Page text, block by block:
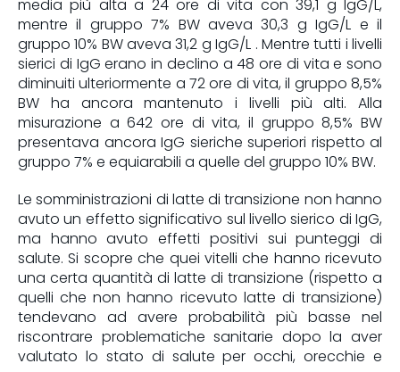
media più alta a 24 ore di vita con 39,1 g IgG/L,
mentre il gruppo 7% BW aveva 30,3 g IgG/L e il
gruppo 10% BW aveva 31,2 g IgG/L . Mentre tutti i livelli
sierici di IgG erano in declino a 48 ore di vita e sono
diminuiti ulteriormente a 72 ore di vita, il gruppo 8,5%
BW ha ancora mantenuto i livelli più alti. Alla
misurazione a 642 ore di vita, il gruppo 8,5% BW
presentava ancora IgG sieriche superiori rispetto al
gruppo 7% e equiarabili a quelle del gruppo 10% BW.
Le somministrazioni di latte di transizione non hanno
avuto un effetto significativo sul livello sierico di IgG,
ma hanno avuto effetti positivi sui punteggi di
salute. Si scopre che quei vitelli che hanno ricevuto
una certa quantità di latte di transizione (rispetto a
quelli che non hanno ricevuto latte di transizione)
tendevano ad avere probabilità più basse nel
riscontrare problematiche sanitarie dopo la aver
valutato lo stato di salute per occhi, orecchie e